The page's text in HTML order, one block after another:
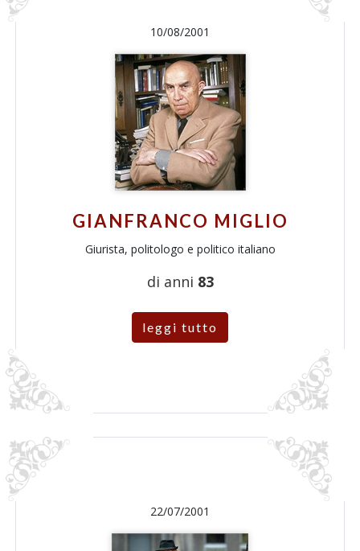
10/08/2001
GIANFRANCO MIGLIO
Giurista, politologo e politico italiano
di anni 83
leggi tutto
22/07/2001